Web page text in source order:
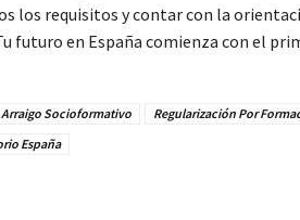
los requisitos y contar con la
futuro en España comienza con el
Arraigo Socioformativo
Regularización Por
España